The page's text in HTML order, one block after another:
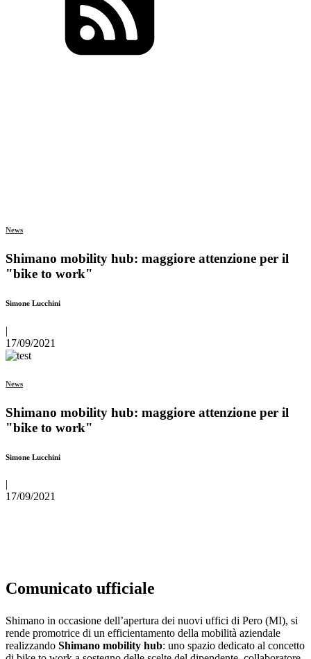
News
Shimano mobility hub: maggiore attenzione per il
"bike to work"
Simone Lucchini
|
17/09/2021
News
Shimano mobility hub: maggiore attenzione per il
"bike to work"
Simone Lucchini
17/09/2021
Comunicato ufficiale
Shimano in occasione dell’apertura dei nuovi uffici di Pero (MI), si
rende promotrice di un efficientamento della mobilità aziendale
realizzando Shimano mobility hub: uno spazio dedicato al concetto